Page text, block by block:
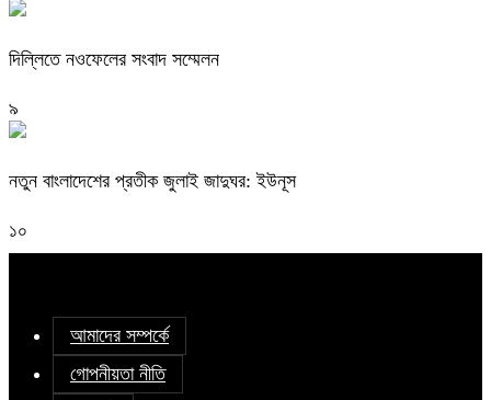
দিল্লিতে নওফেলের সংবাদ সম্মেলন
৯
নতুন বাংলাদেশের প্রতীক জুলাই জাদুঘর: ইউনূস
১০
আমাদের সম্পর্কে
গোপনীয়তা নীতি